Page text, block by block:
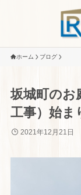
ホーム ブログ
坂城町のお
工事）始ま
2021年12月21日